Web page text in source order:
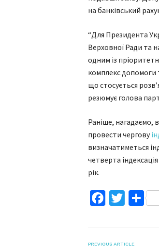
на банківський
“Для Президента
Верховної Ради та
одним із
комплекс допомоги
що стосується
резюмує голова
Раніше, нагадаємо,
провести чергову
визначатиметься
четверта
рік.
Facebook
PREVIOUS ARTICLE